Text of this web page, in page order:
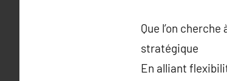
Que l’on
stratégique
En alliant